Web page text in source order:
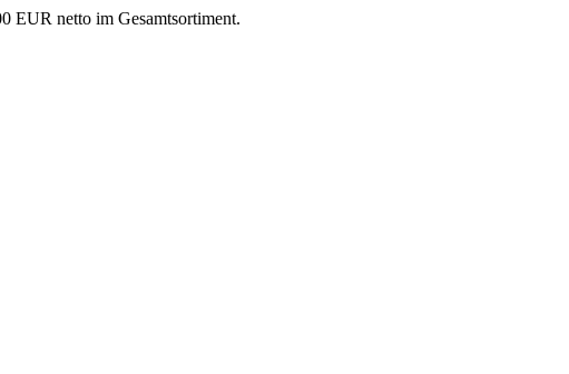
EUR netto im Gesamtsortiment.